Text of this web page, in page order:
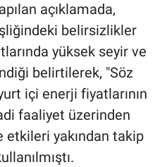
açıklamada,
belirsizlikler
yüksek seyir ve
belirtilerek, "Söz
içi enerji fiyatlarının
faaliyet üzerinden
etkileri yakından takip